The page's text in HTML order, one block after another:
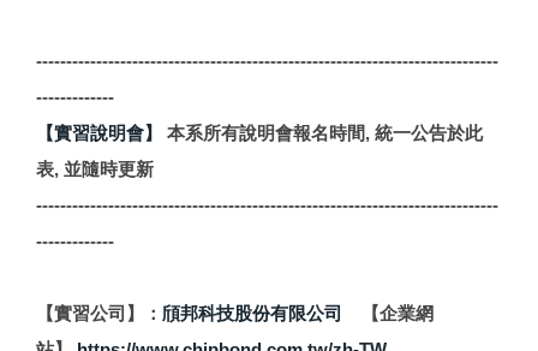
-----------------------------------------------------------------------------
-------------
【實習說明會】
本系所有說明會報名時間, 統一公告於此
表, 並隨時更新
-----------------------------------------------------------------------------
-------------
【實習公司】： 頎邦科技股份有限公司
【企業網